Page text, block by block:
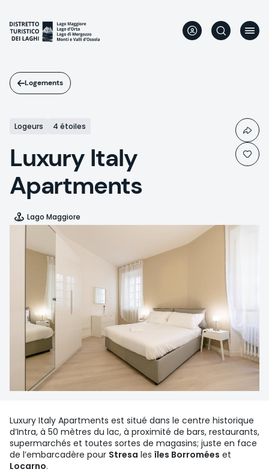
contenu
principal
Logements
Logeurs 4 étoiles
Luxury Italy
Apartments
Lago Maggiore
Luxury Italy Apartments est situé dans le centre historique
d’Intra, à 50 mètres du lac, à proximité de bars, restaurants,
supermarchés et toutes sortes de magasins; juste en face
de l’embarcadère pour Stresa les îles Borromées et
Locarno.